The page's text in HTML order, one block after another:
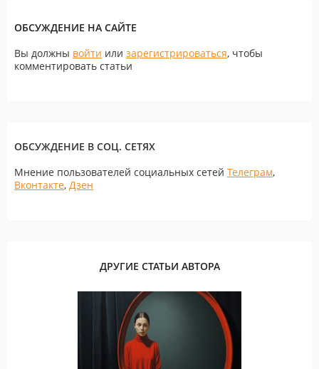
ОБСУЖДЕНИЕ НА САЙТЕ
Вы должны войти или зарегистрироваться, чтобы
комментировать статьи
ОБСУЖДЕНИЕ В СОЦ. СЕТЯХ
Мнение пользователей социальных сетей Телеграм,
Вконтакте, Дзен
ДРУГИЕ СТАТЬИ АВТОРА